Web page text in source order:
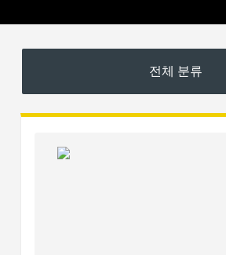
전체 분류